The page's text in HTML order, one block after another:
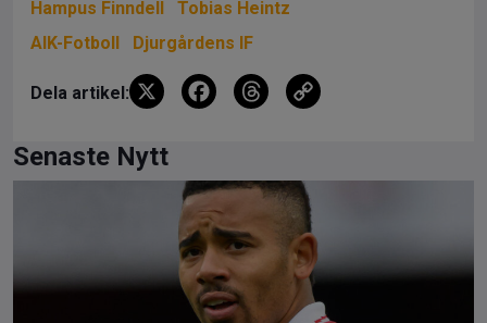
Hampus Finndell
Tobias Heintz
AIK-Fotboll
Djurgårdens IF
Dela artikel: X
F
b
o
o
k
T
a
s
k
Senaste Nytt